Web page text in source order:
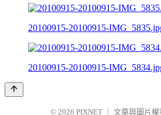
20100915-20100915-
20100915-20100915-
© 2026 PIXNET 文章與圖片